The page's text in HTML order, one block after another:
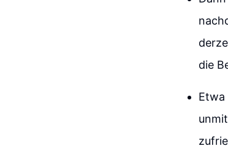
die
Etwa